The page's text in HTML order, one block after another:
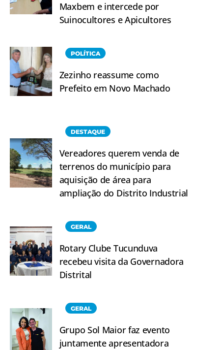
Maxbem e intercede por
Suinocultores e Apicultores
POLÍTICA
Zezinho reassume como
Prefeito em Novo Machado
DESTAQUE
Vereadores querem venda de
terrenos do município para
aquisição de área para
ampliação do Distrito Industrial
GERAL
Rotary Clube Tucunduva
recebeu visita da Governadora
Distrital
GERAL
Grupo Sol Maior faz evento
juntamente apresentadora